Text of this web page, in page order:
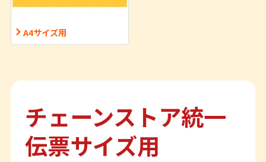
A4サイズ用
チェーンストア統一
伝票サイズ用